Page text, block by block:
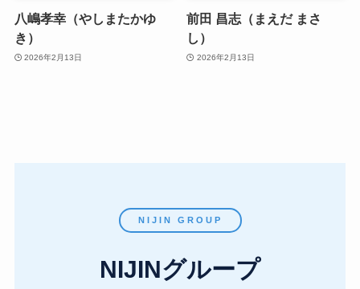
八嶋孝幸（やしまたかゆ
き）
2026年2月13日
前田 昌志（まえだ まさ
し）
2026年2月13日
NIJIN GROUP
NIJINグループ